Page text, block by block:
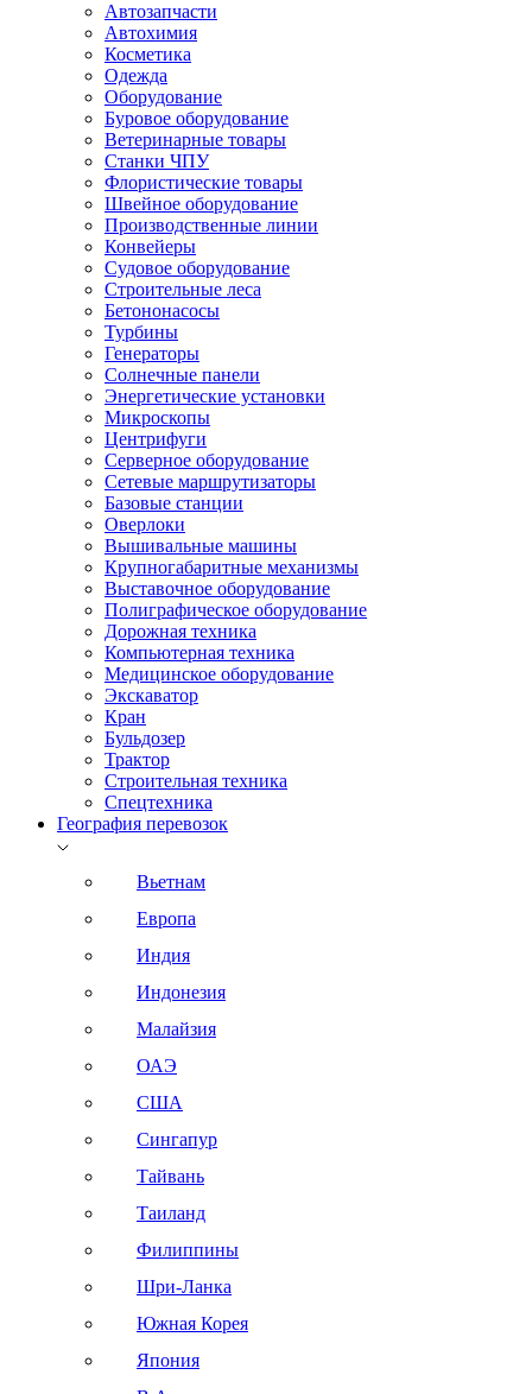
Автозапчасти
Автохимия
Косметика
Одежда
Оборудование
Буровое оборудование
Ветеринарные товары
Станки ЧПУ
Флористические товары
Швейное оборудование
Производственные линии
Конвейеры
Судовое оборудование
Строительные леса
Бетононасосы
Турбины
Генераторы
Солнечные панели
Энергетические установки
Микроскопы
Центрифуги
Серверное оборудование
Сетевые маршрутизаторы
Базовые станции
Оверлоки
Вышивальные машины
Крупногабаритные механизмы
Выставочное оборудование
Полиграфическое оборудование
Дорожная техника
Компьютерная техника
Медицинское оборудование
Экскаватор
Кран
Бульдозер
Трактор
Строительная техника
Спецтехника
География перевозок
Вьетнам
Европа
Индия
Индонезия
Малайзия
ОАЭ
США
Сингапур
Тайвань
Таиланд
Филиппины
Шри-Ланка
Южная Корея
Япония